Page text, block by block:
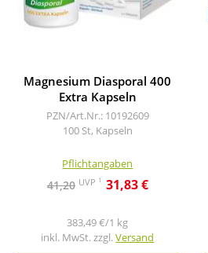
Magnesium Diasporal 400
Extra Kapseln
PZN/Art.Nr.: 10192609
100 St, Kapseln
Pflichtangaben
41,20 UVP 1 31,83 €
383,49 €/1 kg
inkl. MwSt. zzgl.Versand